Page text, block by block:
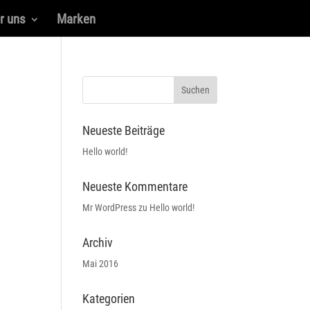
uns Marken
Neueste Beiträge
Hello world!
Neueste Kommentare
Mr WordPresszu Hello world!
Archiv
Mai 2016
Kategorien